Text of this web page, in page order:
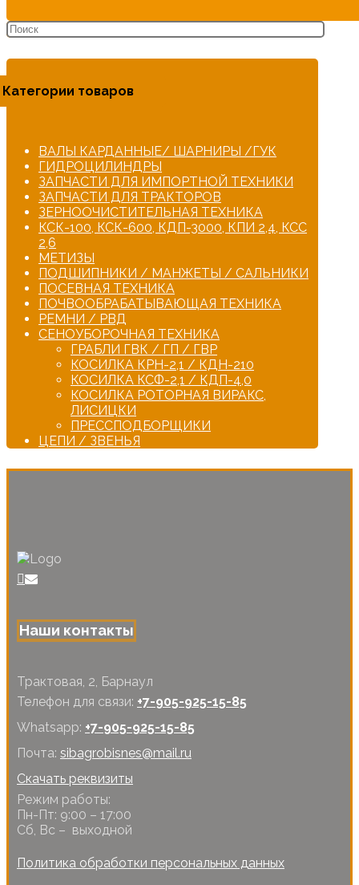
Категории товаров
ВАЛЫ КАРДАННЫЕ/ ШАРНИРЫ /ГУК
ГИДРОЦИЛИНДРЫ
ЗАПЧАСТИ ДЛЯ ИМПОРТНОЙ ТЕХНИКИ
ЗАПЧАСТИ ДЛЯ ТРАКТОРОВ
ЗЕРНООЧИСТИТЕЛЬНАЯ ТЕХНИКА
КСК-100, КСК-600, КДП-3000, КПИ 2,4, КСС
2,6
МЕТИЗЫ
ПОДШИПНИКИ / МАНЖЕТЫ / САЛЬНИКИ
ПОСЕВНАЯ ТЕХНИКА
ПОЧВООБРАБАТЫВАЮЩАЯ ТЕХНИКА
РЕМНИ / РВД
СЕНОУБОРОЧНАЯ ТЕХНИКА
ГРАБЛИ ГВК / ГП / ГВР
КОСИЛКА КРН-2,1 / КДН-210
КОСИЛКА КСФ-2,1 / КДП-4,0
КОСИЛКА РОТОРНАЯ ВИРАКС,
ЛИСИЦКИ
ПРЕССПОДБОРЩИКИ
ЦЕПИ / ЗВЕНЬЯ
Наши контакты
Трактовая, 2, Барнаул
Телефон для связи: +7-905-925-15-85
Whatsapp: +7-905-925-15-85
Почта: sibagrobisnes@mail.ru
Скачать реквизиты
Режим работы:
Пн-Пт: 9:00 – 17:00
Сб, Вс – выходной
Политика обработки персональных данных